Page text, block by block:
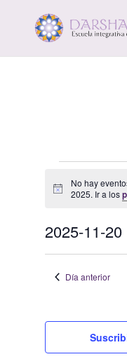
Eventos
en
2025
Aviso
No hay
2025. Ir a los
2025-11-20
fecha.Día anterior